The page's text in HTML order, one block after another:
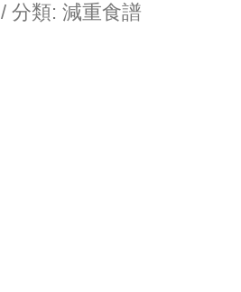
/ 分類: 減重食譜